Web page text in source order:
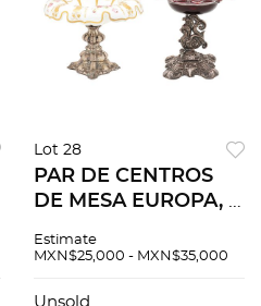
Lot 28
PAR DE CENTROS
DE MESA EUROPA, S.
pantallas de vidrio
bohemia
Estimate
MXN$25,000 - MXN$35,000
Unsold